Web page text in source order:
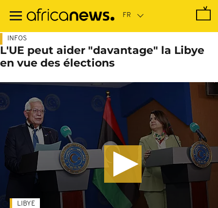
contenu
INFOS
L'UE peut aider "davantage" la Libye
en vue des élections
LIBYE